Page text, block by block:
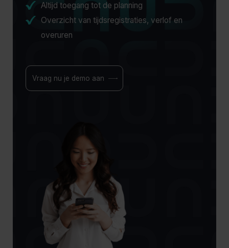
Altijd toegang tot de planning
Overzicht van tijdsregistraties, verlof en
overuren
Vraag nu je demo aan